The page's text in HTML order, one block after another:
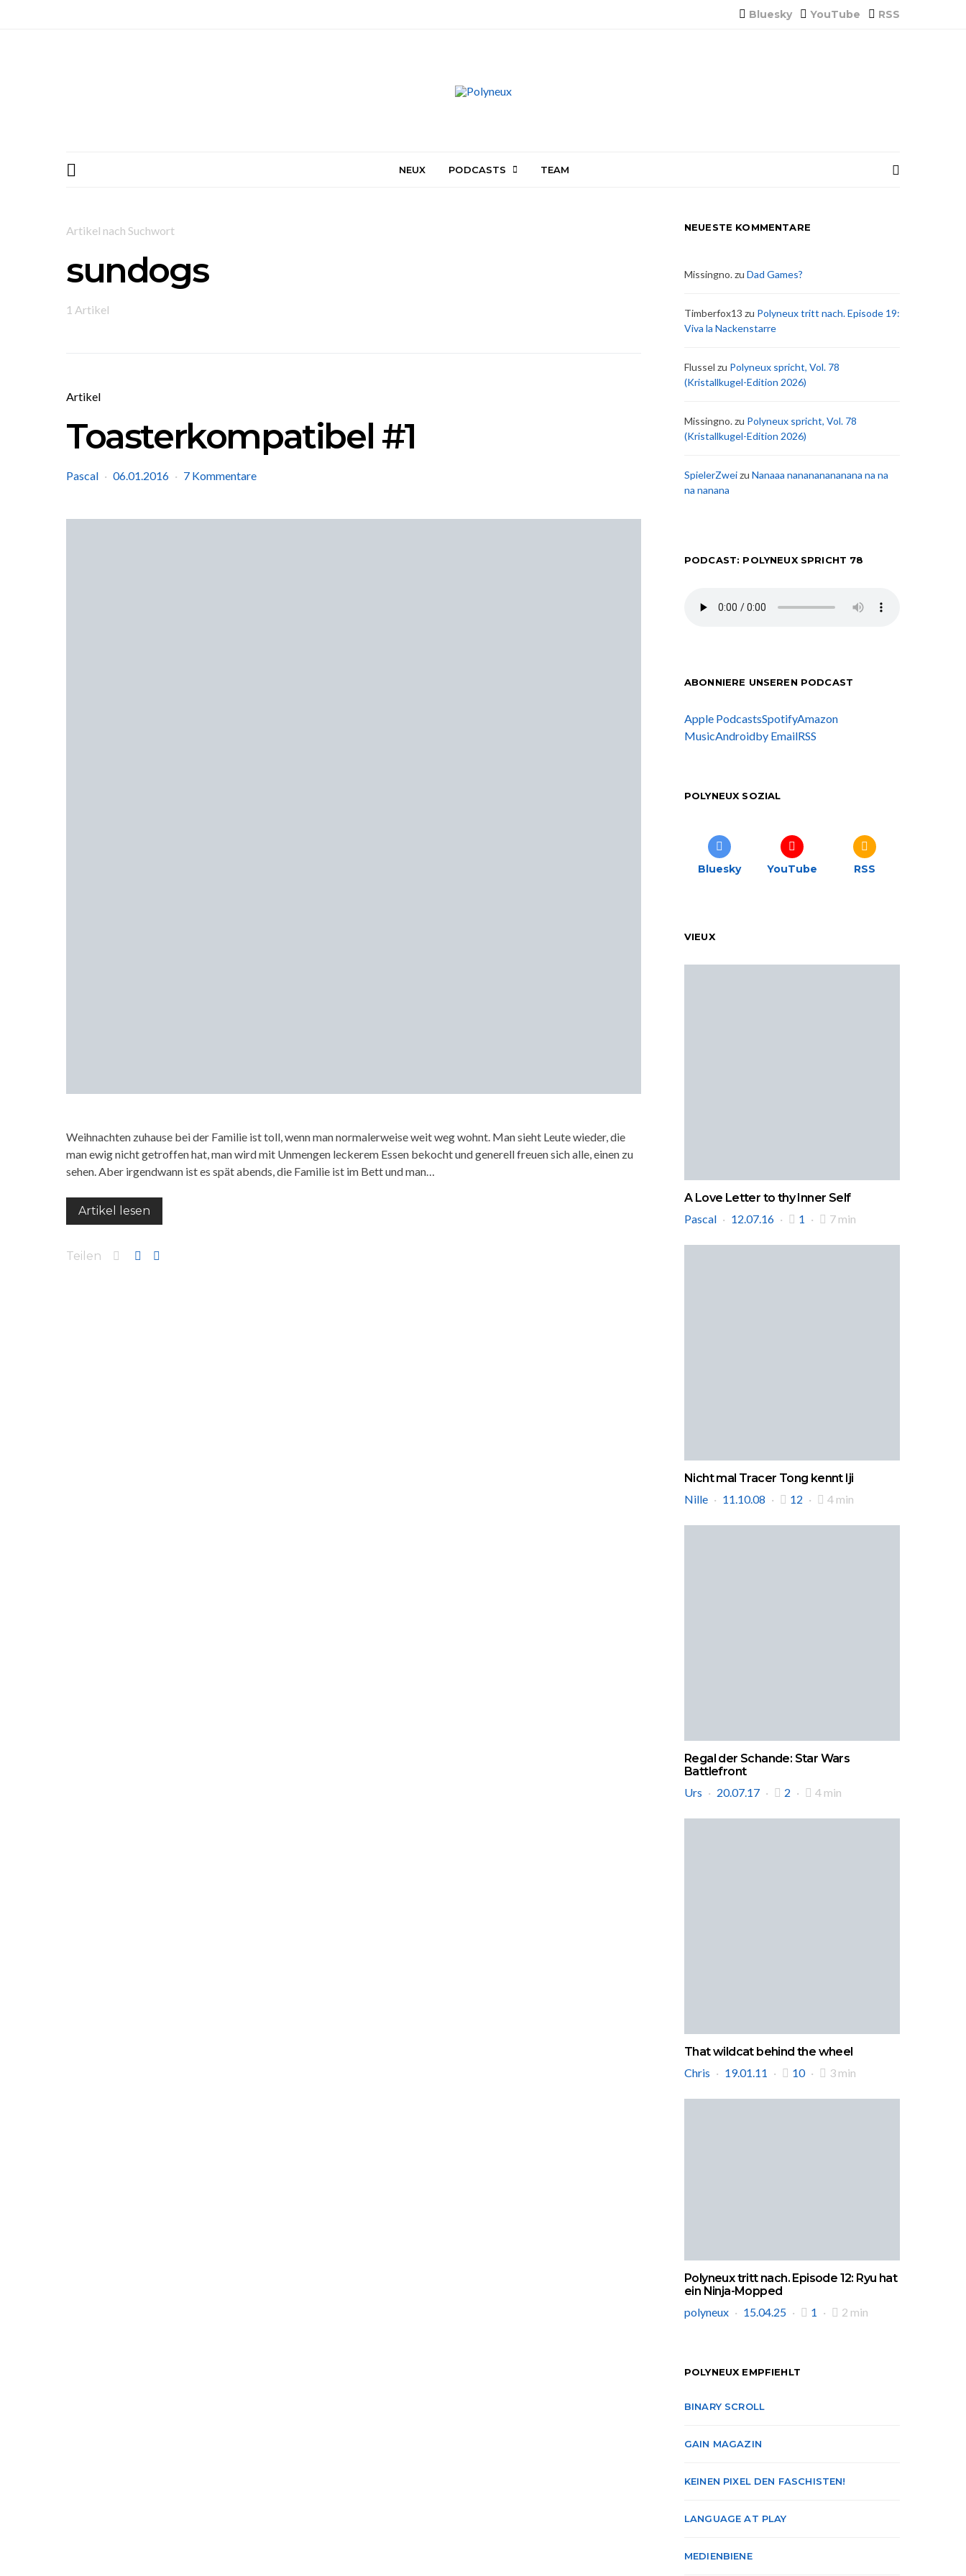
Bluesky YouTube RSS
NEUX PODCASTS TEAM
Artikel nach Suchwort
sundogs
1 Artikel
Artikel
Toasterkompatibel #1
Pascal 06.01.2016 7 Kommentare
Weihnachten zuhause bei der Familie ist toll, wenn man normalerweise weit weg wohnt. Man sieht Leute wieder, die
man ewig nicht getroffen hat, man wird mit Unmengen leckerem Essen bekocht und generell freuen sich alle, einen zu
sehen. Aber irgendwann ist es spät abends, die Familie ist im Bett und man…
Artikel lesen
Teilen
NEUESTE KOMMENTARE
Missingno.zu Dad Games?
Timberfox13 zu Polyneux tritt nach. Episode 19:
Viva la Nackenstarre
Flussel zu Polyneux spricht, Vol. 78
(Kristallkugel-Edition 2026)
Missingno.zu Polyneux spricht, Vol. 78
(Kristallkugel-Edition 2026)
SpielerZweizu Nanaaa nanananananana na na
na nanana
PODCAST: POLYNEUX SPRICHT 78
ABONNIERE UNSEREN PODCAST
Apple PodcastsSpotifyAmazon
MusicAndroidby EmailRSS
POLYNEUX SOZIAL
Bluesky YouTube RSS
VIEUX
A Love Letter to thy Inner Self
Pascal
12.07.16 1 7 min
Nicht mal Tracer Tong kennt Iji
Nille
11.10.08 12 4 min
Regal der Schande: Star Wars
Battlefront
Urs
20.07.17 2 4 min
That wildcat behind the wheel
Chris
19.01.11 10 3 min
Polyneux tritt nach. Episode 12: Ryu hat
ein Ninja-Mopped
polyneux
15.04.25 1 2 min
POLYNEUX EMPFIEHLT
BINARY SCROLL
GAIN MAGAZIN
KEINEN PIXEL DEN FASCHISTEN!
LANGUAGE AT PLAY
MEDIENBIENE